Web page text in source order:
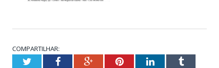
COMPARTILHAR:
TwitterFacebookGoogle+PinterestLinkedInTumblr